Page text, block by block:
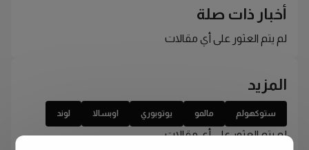
أخبار ذات صلة
لم يتم العثور على أي مقالات
المزيد
ستوكهولم مالمو يوتوبوري اوبسالا لوند
لم يتم العثور على أي مقالات